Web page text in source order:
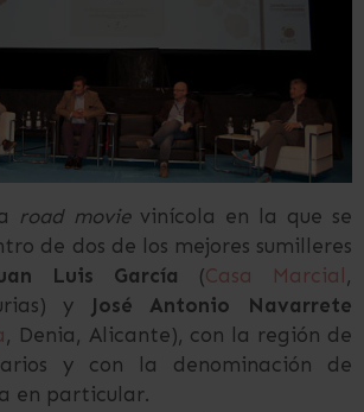
road movievinícola en la que se
de dos de los mejores sumilleres
Luis García (Casa Marcial ,
y
José Antonio Navarrete
, Denia, Alicante), con la región de
y con la denominación de
en particular.